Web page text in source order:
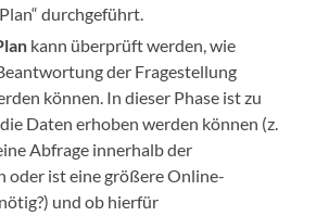
durchgeführt.
kann überprüft werden, wie
der Fragestellung
können. In dieser Phase ist zu
Daten erhoben werden können (z.
Abfrage innerhalb der
oder ist eine größere Online-
und ob hierfür